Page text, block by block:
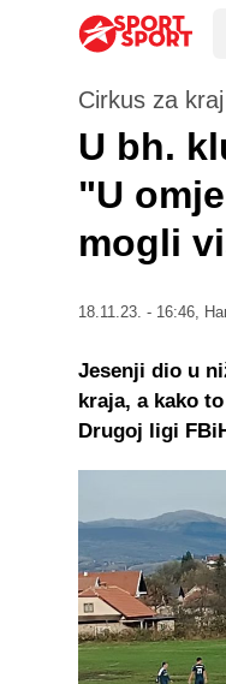
Cirkus za
U bh.
"U
mogli
18.11.23. - 16:46,
Jesenji dio u
kraja, a kako
Drugoj ligi